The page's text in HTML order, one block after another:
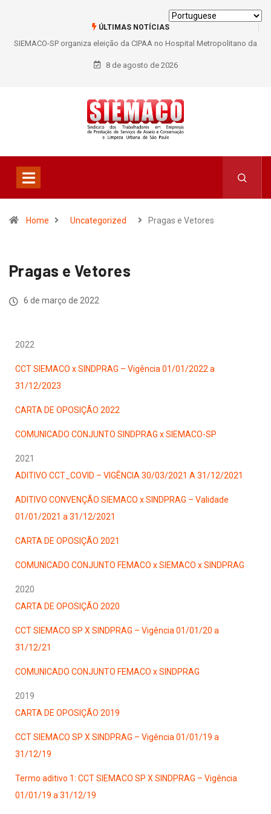
ÚLTIMAS NOTÍCIAS
SIEMACO-SP organiza eleição da CIPAA no Hospital Metropolitano da
Lapa e fortalece participação dos trabalhadores
8 de agosto de 2026
Home Uncategorized Pragas e Vetores
Pragas e Vetores
6 de março de 2022
2022
CCT SIEMACO x SINDPRAG – Vigência 01/01/2022 a
31/12/2023
CARTA DE OPOSIÇÃO 2022
COMUNICADO CONJUNTO SINDPRAG x SIEMACO-SP
2021
ADITIVO CCT_COVID – VIGÊNCIA 30/03/2021 A 31/12/2021
ADITIVO CONVENÇÃO SIEMACO x SINDPRAG – Validade
01/01/2021 a 31/12/2021
CARTA DE OPOSIÇÃO 2021
COMUNICADO CONJUNTO FEMACO x SIEMACO x SINDPRAG
2020
CARTA DE OPOSIÇÃO 2020
CCT SIEMACO SP X SINDPRAG – Vigência 01/01/20 a
31/12/21
COMUNICADO CONJUNTO FEMACO x SINDPRAG
2019
CARTA DE OPOSIÇÃO 2019
CCT SIEMACO SP X SINDPRAG – Vigência 01/01/19 a
31/12/19
Termo aditivo 1: CCT SIEMACO SP X SINDPRAG – Vigência
01/01/19 a 31/12/19